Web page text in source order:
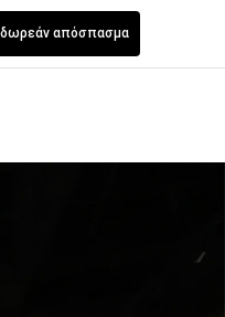
απόσπασμα